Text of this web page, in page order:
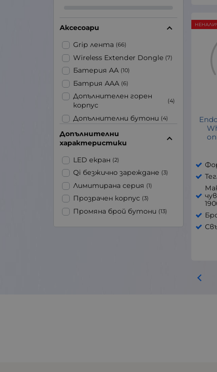
Аксесоари
Grip лента (66)
Wireless Extender Dongle (7)
Батерия AA (10)
Батрия ААА (6)
Допълнителен горен
корпус
(4)
Допълнителни бутони (4)
Допълнителни капачки
Допълнителни
Допълнителни суичове
Допълнителни
тежести
Затоплящи торбички
Ключодържател (7)
Отвертка (5)
Допълнителни
характеристики
LED екран (2)
Qi безжично зареждане (3)
Лимитирана серия (1)
Прозрачен корпус (3)
Промяна брой бутони (13)